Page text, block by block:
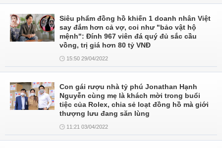
Siêu phẩm đồng hồ khiến 1 doanh nhân Việt
say đắm hơn cả vợ, coi như "bảo vật hộ
mệnh": Đính 967 viên đá quý đủ sắc cầu
vồng, trị giá hơn 80 tỷ VNĐ
15:50 29/04/2022
Con gái rượu nhà tỷ phú Jonathan Hạnh
Nguyễn cùng mẹ là khách mời trong buổi
tiệc của Rolex, chia sẻ loạt đồng hồ mà giới
thượng lưu đang săn lùng
11:21 03/04/2022